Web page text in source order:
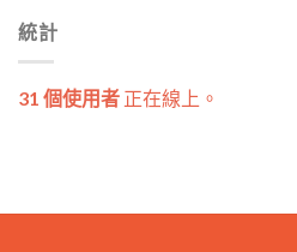
統計
31 個使用者 正在線上。